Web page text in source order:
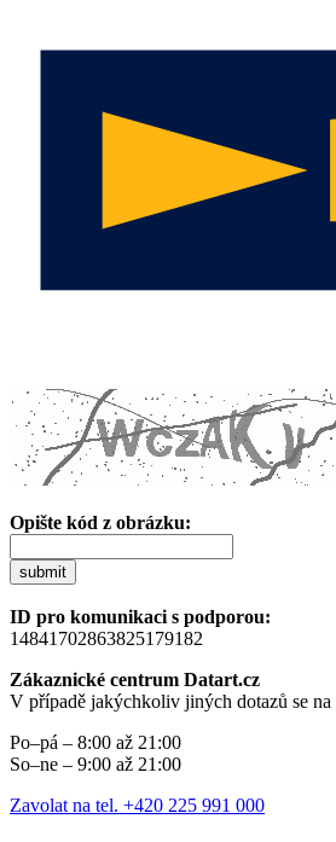
Opište kód z obrázku:
submit
ID pro komunikaci s podporou:
14841702863825179182
Zákaznické centrum Datart.cz
V případě jakýchkoliv jiných dotazů se na
Po–pá – 8:00 až 21:00
So–ne – 9:00 až 21:00
Zavolat na tel. +420 225 991 000